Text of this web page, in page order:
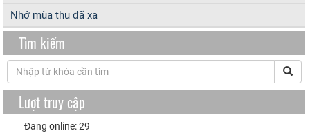
Nhớ mùa thu đã xa
Tìm kiếm
Lượt truy cập
Đang online: 29